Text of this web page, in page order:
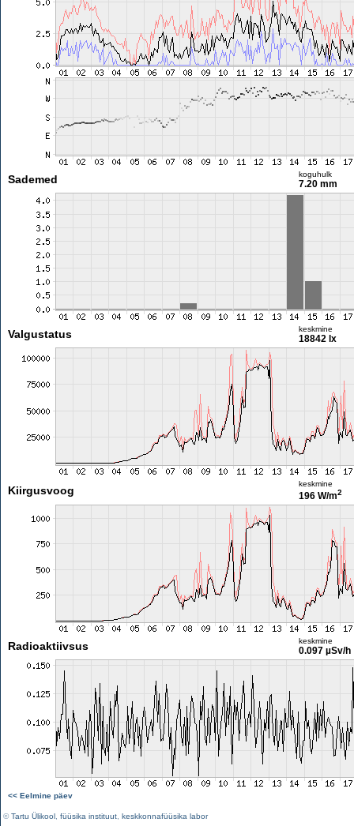
Sademed koguhulk
7.20 mm
Valgustatus keskmine
18842 lx
Kiirgusvoog
keskmine
196 W/m2
Radioaktiivsus keskmine
0.097 µSv/h
<< Eelmine päev
©Tartu Ülikool füüsika instituut keskkonnafüüsika labor